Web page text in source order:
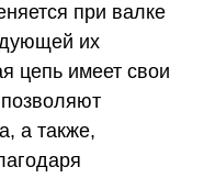
при валке
их
цепь имеет свои
а также,